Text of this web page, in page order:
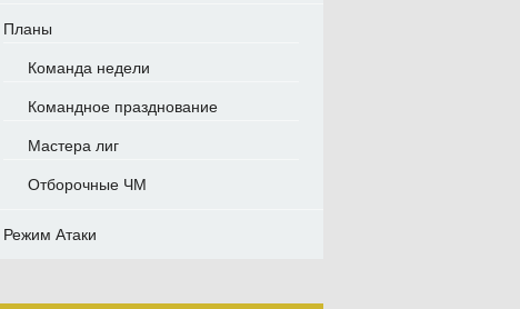
Планы
Команда недели
Командное празднование
Мастера лиг
Отборочные ЧМ
Режим Атаки